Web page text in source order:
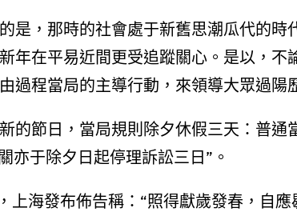
是，那時的社會處于新舊思潮瓜代的
年在平易近間更受追蹤關心。是以，
過程當局的主導行動，來領導大眾過陽
的節日，當局規則除夕休假三天：普通
亦于除夕日起停理訴訟三日”。
上海發布佈告稱：“照得獻歲發春，自